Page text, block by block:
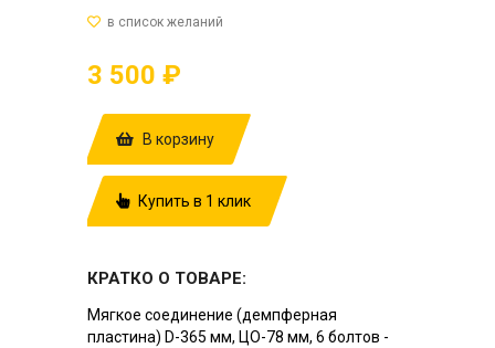
3 500 ₽
В корзину
Купить в 1 клик
КРАТКО О ТОВАРЕ:
Мягкое соединение (демпферная
пластина) D-365 мм, ЦО-78 мм, 6 болтов -